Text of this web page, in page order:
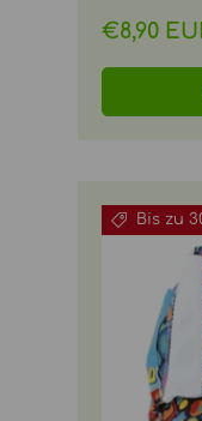
€8,90
Bis zu